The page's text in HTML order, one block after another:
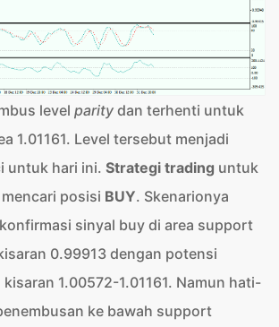
level parity dan terhenti untuk
1.01161. Level tersebut menjadi
untuk hari ini. Strategi trading untuk
posisi BUY. Skenarionya
sinyal buy di area support
0.99913 dengan potensi
1.00572-1.01161. Namun hati-
ke bawah support